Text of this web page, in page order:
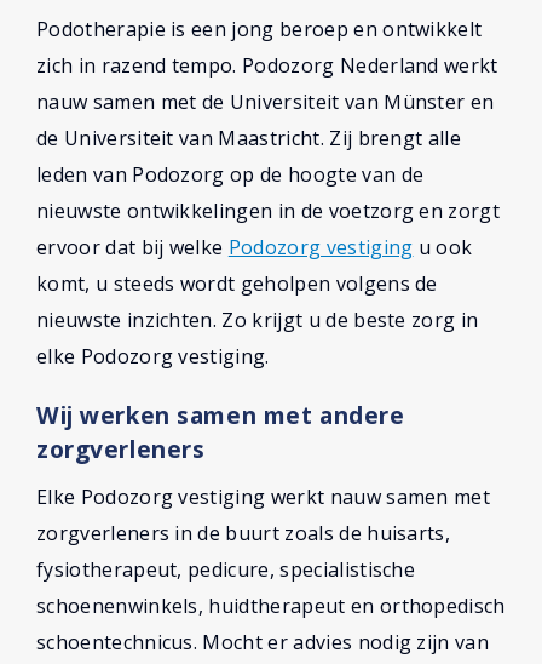
Podotherapie is een jong beroep en ontwikkelt
zich in razend tempo. Podozorg Nederland werkt
nauw samen met de Universiteit van Münster en
de Universiteit van Maastricht. Zij brengt alle
leden van Podozorg op de hoogte van de
nieuwste ontwikkelingen in de voetzorg en zorgt
ervoor dat bij welke Podozorg vestiging u ook
komt, u steeds wordt geholpen volgens de
nieuwste inzichten. Zo krijgt u de beste zorg in
elke Podozorg vestiging.
Wij werken samen met andere
zorgverleners
Elke Podozorg vestiging werkt nauw samen met
zorgverleners in de buurt zoals de huisarts,
fysiotherapeut, pedicure, specialistische
schoenenwinkels, huidtherapeut en orthopedisch
schoentechnicus. Mocht er advies nodig zijn van